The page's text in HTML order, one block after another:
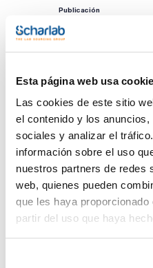
Esta página web usa
Las cookies de este sitio
el contenido y los
sociales y analizar el
información sobre el uso
nuestros partners de redes
web, quienes pueden
que les haya
partir del uso que haya
Publicación